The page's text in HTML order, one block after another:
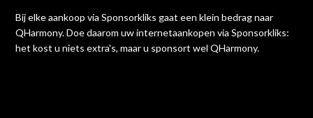
Bij elke aankoop via Sponsorkliks gaat een klein bedrag naar
QHarmony. Doe daarom uw internetaankopen via Sponsorkliks:
het kost u niets extra's, maar u sponsort wel QHarmony.